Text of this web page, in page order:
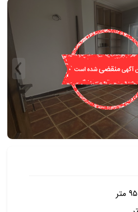
۹۵ متر